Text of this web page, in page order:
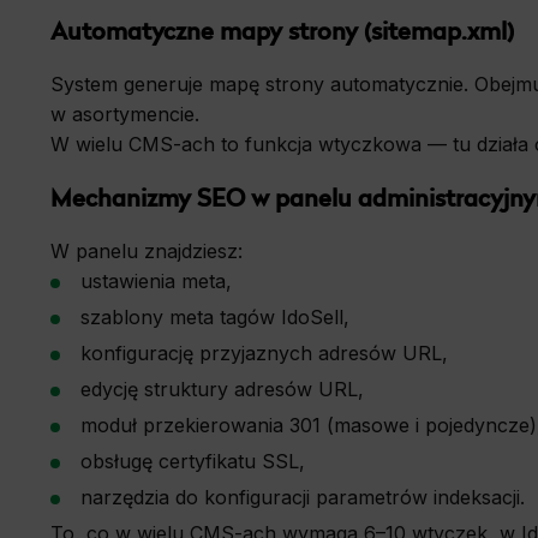
measure
Scope
habits
Automatyczne mapy strony (sitemap.xml)
System generuje mapę strony automatycznie.
w asortymencie.
W wielu CMS-ach to funkcja wtyczkowa — tu działa
Mechanizmy SEO w panelu
W panelu znajdziesz:
ustawienia meta,
szablony meta tagów IdoSell,
konfigurację przyjaznych adresów URL,
edycję struktury adresów URL,
moduł przekierowania 301 (masowe i
obsługę certyfikatu SSL,
narzędzia do konfiguracji parametrów indeksacji.